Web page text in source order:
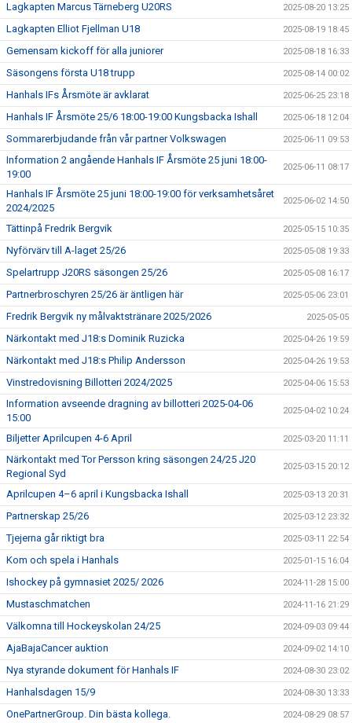
Lagkapten Marcus Tärneberg U20RS 2025-08-20 13:25
Lagkapten Elliot Fjellman U18 2025-08-19 18:45
Gemensam kickoff för alla juniorer 2025-08-18 16:33
Säsongens första U18 trupp 2025-08-14 00:02
Hanhals IFs Årsmöte är avklarat 2025-06-25 23:18
Hanhals IF Årsmöte 25/6 18:00-19:00 Kungsbacka Ishall 2025-06-18 12:04
Sommarerbjudande från vår partner Volkswagen 2025-06-11 09:53
Information 2 angående Hanhals IF Årsmöte 25 juni 18:00-
19:00
2025-06-11 08:17
Hanhals IF Årsmöte 25 juni 18:00-19:00 för verksamhetsåret
2024/2025
2025-06-02 14:50
Tättinpå Fredrik Bergvik 2025-05-15 10:35
Nyförvärv till A-laget 25/26 2025-05-08 19:33
Spelartrupp J20RS säsongen 25/26 2025-05-08 16:17
Partnerbroschyren 25/26 är äntligen här 2025-05-06 23:01
Fredrik Bergvik ny målvaktstränare 2025/2026 2025-05-05
Närkontakt med J18:s Dominik Ruzicka 2025-04-26 19:59
Närkontakt med J18:s Philip Andersson 2025-04-26 19:53
Vinstredovisning Billotteri 2024/2025 2025-04-06 15:53
Information avseende dragning av billotteri 2025-04-06
15:00
2025-04-02 10:24
Biljetter Aprilcupen 4-6 April 2025-03-20 11:11
Närkontakt med Tor Persson kring säsongen 24/25 J20
Regional Syd
2025-03-15 20:12
Aprilcupen 4–6 april i Kungsbacka Ishall 2025-03-13 20:31
Partnerskap 25/26 2025-03-12 23:32
Tjejerna går riktigt bra 2025-03-11 22:54
Kom och spela i Hanhals 2025-01-15 16:04
Ishockey på gymnasiet 2025/ 2026 2024-11-28 15:00
Mustaschmatchen 2024-11-16 21:29
Välkomna till Hockeyskolan 24/25 2024-09-03 09:44
AjaBajaCancer auktion 2024-09-02 14:10
Nya styrande dokument för Hanhals IF 2024-08-30 23:02
Hanhalsdagen 15/9 2024-08-30 13:33
OnePartnerGroup. Din bästa kollega. 2024-08-29 08:57